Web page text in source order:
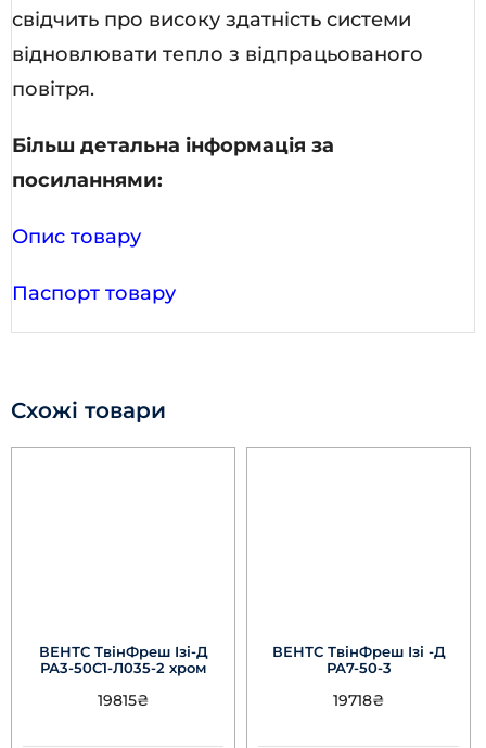
свідчить про високу здатність системи
відновлювати тепло з відпрацьованого
повітря.
Більш детальна інформація за
посиланнями:
Опис товару
Паспорт товару
Схожі товари
ВЕНТС ТвінФреш Ізі-Д
РА3-50С1-Л035-2 хром
19815₴
ВЕНТС ТвінФреш Ізі -Д
РА7-50-3
19718₴